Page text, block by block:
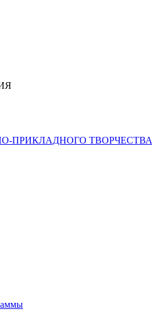
ПРИКЛАДНОГО ТВОРЧЕСТВА